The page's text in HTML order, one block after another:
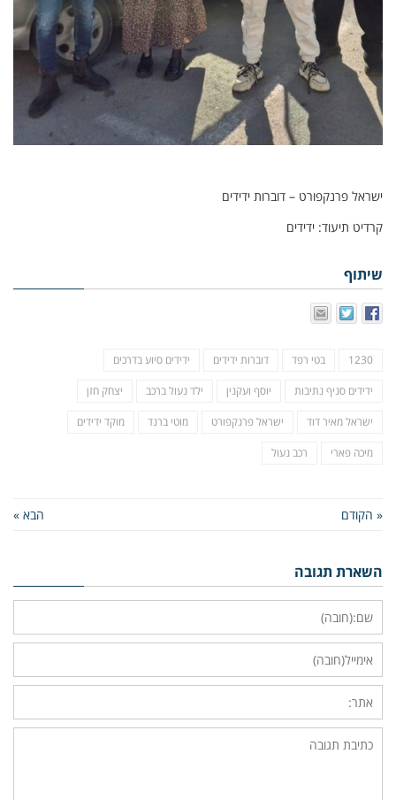
ישראל פרנקפורט – דוברות ידידים
קרדיט תיעוד: ידידים
שיתוף
1230 בטי רפד דוברות ידידים ידידים סיוע בדרכים
ידידים סניף נתיבות יוסף ועקנין ילד נעול ברכב יצחק חזן
ישראל מאיר דוד ישראל פרנקפורט מוטי ברנד מוקד ידידים
מיכה פארי רכב נעול
« הקודם הבא »
השארת תגובה